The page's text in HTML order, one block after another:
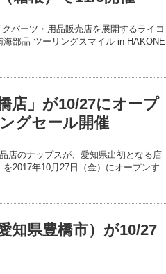
パーツ・用品販売店を展開するライコ
部品 ツーリングスマイル in HAKONE
店」が10/27にオープ
グセール開催
店のナップスが、愛知県出初となる店
2017年10月27日（金）にオープンす
知県豊橋市）が10/27